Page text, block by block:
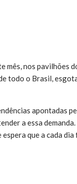
nos pavilhões
todo o Brasil,
apontadas
a essa
que a cada dia